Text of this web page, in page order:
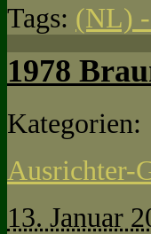
Tags: (NL)
1978
Kategorien:
Ausrichter-
13. Januar